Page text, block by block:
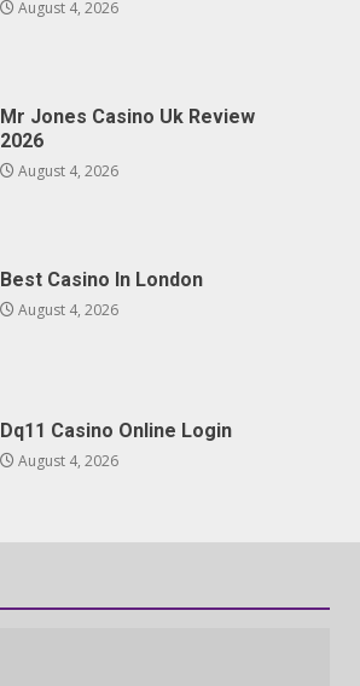
August 4, 2026
Mr Jones Casino Uk Review
2026
August 4, 2026
Best Casino In London
August 4, 2026
Dq11 Casino Online Login
August 4, 2026